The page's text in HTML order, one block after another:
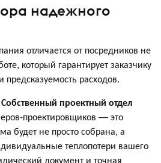
надежного
отличается от посредников не
который гарантирует заказчику
предсказуемость расходов.
проектный отдел
проектировщиков — это
будет не просто собрана, а
теплопотери вашего
документ и точная